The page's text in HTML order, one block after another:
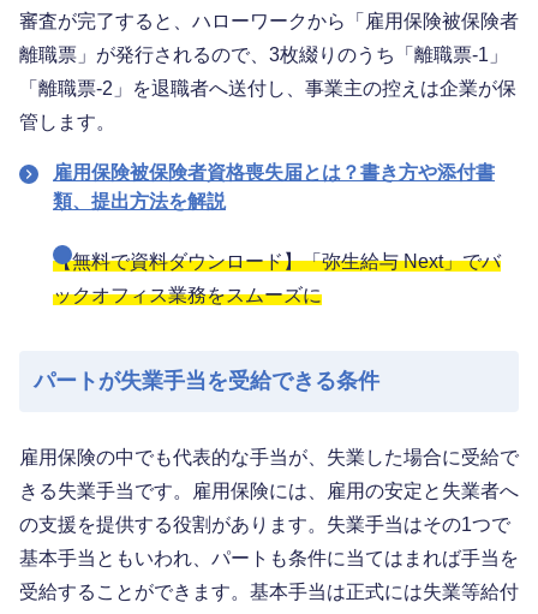
審査が完了すると、ハローワークから「雇用保険被保険者
離職票」が発行されるので、3枚綴りのうち「離職票-1」
「離職票-2」を退職者へ送付し、事業主の控えは企業が保
管します。
雇用保険被保険者資格喪失届とは？書き方や添付書
類、提出方法を解説
【無料で資料ダウンロード】「弥生給与 Next」でバ
ックオフィス業務をスムーズに
パートが失業手当を受給できる条件
雇用保険の中でも代表的な手当が、失業した場合に受給で
きる失業手当です。雇用保険には、雇用の安定と失業者へ
の支援を提供する役割があります。失業手当はその1つで
基本手当ともいわれ、パートも条件に当てはまれば手当を
受給することができます。基本手当は正式には失業等給付